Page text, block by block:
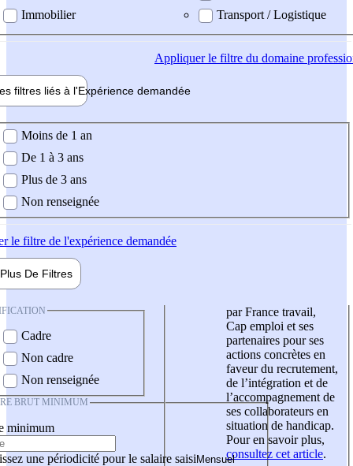
Immobilier
Transport / Logistique
Appliquerle filtre du domaine
filtres liés à l'Expérience demandée
demandée
Moins de 1 an
De 1 à 3 ans
Plus de 3 ans
Non renseignée
le filtre de l'expérience demandée
Plus De Filtres
Cadre
Non cadre
Non renseignée
BRUT MINIMUM
minimum
une périodicité pour le salaire saisi
par France travail,
Cap emploi et ses
partenaires pour ses
actions concrètes en
faveur du recrutement,
de l’intégration et de
l’accompagnement de
ses collaborateurs en
situation de handicap.
Pour en savoir plus,
consultez cet article.